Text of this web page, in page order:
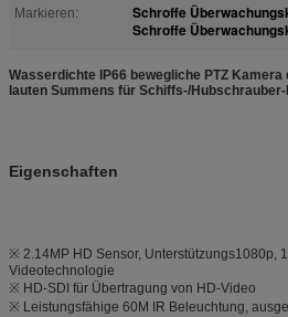
Markieren:
Schroffe
Schroffe
Wasserdichte IP66 bewegliche PTZ
lauten Summens für Schiffs-/
Eigenschaften
※ 2.14MP HD Sensor, Unterstützungs1080p,
Videotechnologie
※ HD-SDI für Übertragung von HD-Video
※ Leistungsfähige 60M IR Beleuchtung,